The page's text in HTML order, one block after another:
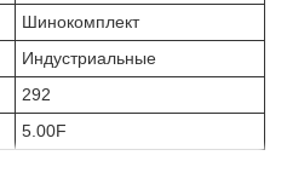
Шинокомплект
Индустриальные
292
5.00F